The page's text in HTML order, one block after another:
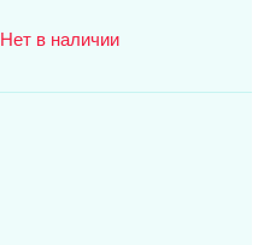
Нет в наличии